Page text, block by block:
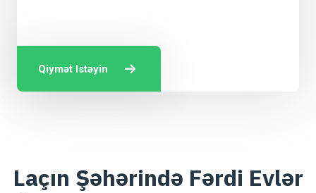
Qiymət Istəyin
Laçın Şəhərində Fərdi Evlər